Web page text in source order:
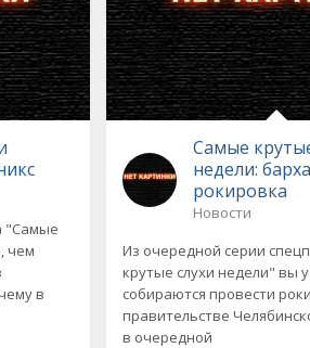
"Самые
чем
в
Самые
недели:
рокировка
Новости
Из очередной серии
крутые слухи недели" вы
собираются провести
правительстве
в очередной